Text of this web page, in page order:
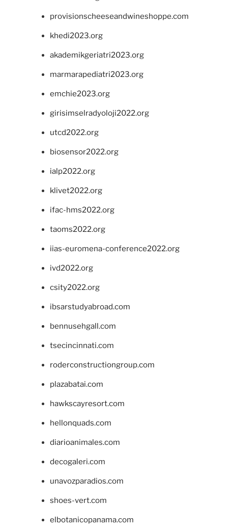
provisionscheeseandwineshoppe.com
khedi2023.org
akademikgeriatri2023.org
marmarapediatri2023.org
emchie2023.org
girisimselradyoloji2022.org
utcd2022.org
biosensor2022.org
ialp2022.org
klivet2022.org
ifac-hms2022.org
taoms2022.org
iias-euromena-conference2022.org
ivd2022.org
csity2022.org
ibsarstudyabroad.com
bennusehgall.com
tsecincinnati.com
roderconstructiongroup.com
plazabatai.com
hawkscayresort.com
hellonquads.com
diarioanimales.com
decogaleri.com
unavozparadios.com
shoes-vert.com
elbotanicopanama.com